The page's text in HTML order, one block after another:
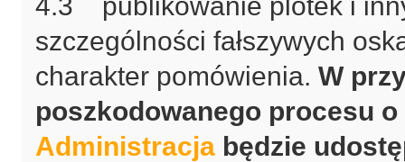
szczególności fałszywych
charakter pomówienia. W
poszkodowanego procesu
Administracjabędzie